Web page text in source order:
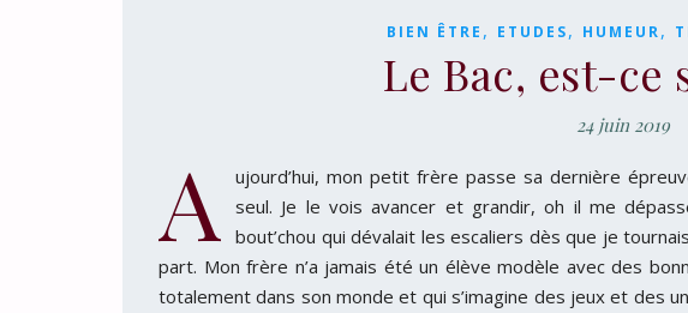
BIEN ÊTRE , ETUDES, HUMEUR,
Le Bac, est-ce
24 juin 2019
A
ujourd’hui, mon petit frère passe sa dernière
seul. Je le vois avancer et grandir, oh il me
bout’chou qui dévalait les escaliers dès que je
part. Mon frère n’a jamais été un élève modèle avec des
totalement dans son monde et qui s’imagine des jeux et des